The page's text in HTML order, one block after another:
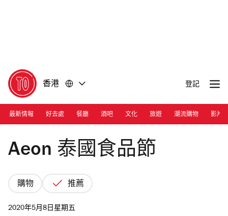
香港 登記
最新情報 好去處 餐廳 酒吧 文化 旅遊 潮流購物 影片
Photograph: Courtesy Aeon Stores HK
Aeon 泰國食品節
購物 推薦
2020年5月8日星期五